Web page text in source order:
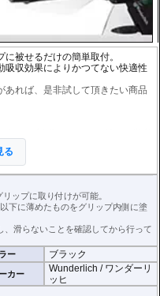
被せるだけの簡単取付。
吸収効果によりかつてない快適性
あれば、是非試して頂きたい商品
す。ご注意ください。
です。
。乾いた状態で取り付けると破損
を確認してから行ってください。
す。
はありません。
合するか 必ずご確認の上お求めく
けが可能。
る
ップに取り付けが可能。
下に薄めたものをグリップ内側に塗
滑らないことを確認してから行って
ー ブラック
カー
Wunderlich / ワンダーリ
ッヒ